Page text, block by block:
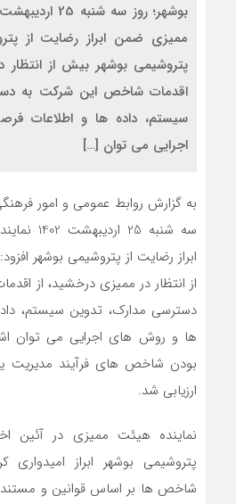
ممیزی ضمن ابراز رضایت از
پتروشیمی بوشهر بیش از انتظار
اقدمات شاخص این شرکت به
سیستم، داده ها و اطلاعات
اجرایی می توان […]
به گزارش روابط عمومی و امور
سه شنبه
ابراز رضایت از پتروشیمی بوشهر
از انتظار در ممیزی درخشید، از
دسترسی مدارک، تدوین سیستم،
ها و روش های اجرایی می توان
بودن شاخص های فرآیند مدیریت
ارزیابی شد.
نماینده هیئت ممیزی در آئین
پتروشیمی بوشهر ابراز امیدواری
شاخص ها بر اساس قوانین و